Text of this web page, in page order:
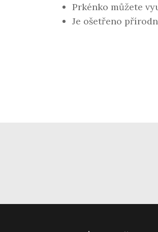
Prkénko můžete
Je ošetřeno